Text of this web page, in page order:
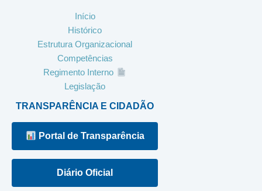
Início
Histórico
Estrutura Organizacional
Competências
Regimento Interno
Legislação
TRANSPARÊNCIA E CIDADÃO
Portal de Transparência
Diário Oficial